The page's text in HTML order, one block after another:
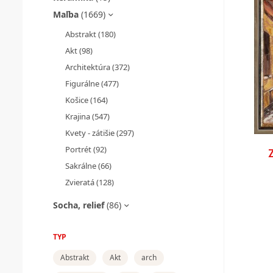
Maľba (1669)
Abstrakt(180)
Akt(98)
Architektúra(372)
Figurálne(477)
Košice(164)
Krajina(547)
Kvety - zátišie(297)
Portrét(92)
Sakrálne(66)
Zvieratá(128)
Socha, relief (86)
TYP
Abstrakt
Akt arch